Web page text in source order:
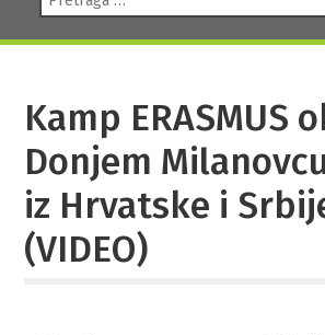
Kamp ERASMUS
Donjem
iz Hrvatske i
(VIDEO)